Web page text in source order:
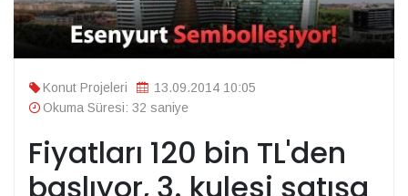
Konut Projeleri
13.09.2014 10:05
Okuma Süresi: 32 saniye
Fiyatları 120 bin TL'den
başlıyor, 3. kulesi satışa